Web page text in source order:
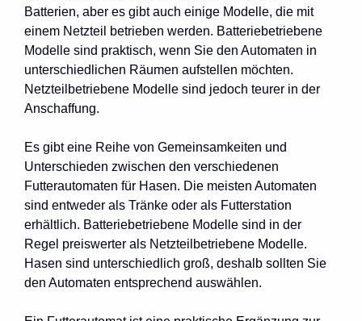
Batterien, aber es gibt auch einige Modelle, die mit
einem Netzteil betrieben werden. Batteriebetriebene
Modelle sind praktisch, wenn Sie den Automaten in
unterschiedlichen Räumen aufstellen möchten.
Netzteilbetriebene Modelle sind jedoch teurer in der
Anschaffung.
Es gibt eine Reihe von Gemeinsamkeiten und
Unterschieden zwischen den verschiedenen
Futterautomaten für Hasen. Die meisten Automaten
sind entweder als Tränke oder als Futterstation
erhältlich. Batteriebetriebene Modelle sind in der
Regel preiswerter als Netzteilbetriebene Modelle.
Hasen sind unterschiedlich groß, deshalb sollten Sie
den Automaten entsprechend auswählen.